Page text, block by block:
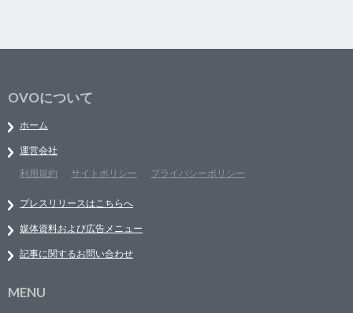
OVOについて
ホーム
運営会社
利用規約
サイトポリシー プライバシーポリシー
プレスリリースはこちらへ
媒体資料および広告メニュー
記事に関するお問い合わせ
MENU